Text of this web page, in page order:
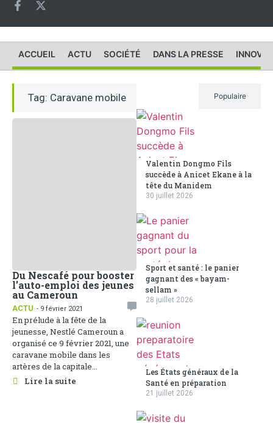
ACCUEIL ACTU SOCIÉTÉ DANS LA PRESSE
Tag: Caravane mobile
Du Nescafé pour booster
l’auto-emploi des jeunes
au Cameroun
ACTU - 9 février 2021
En prélude à la fête de la
jeunesse, Nestlé Cameroun a
organisé ce 9 février 2021, une
caravane mobile dans les
artères de la capitale...
Lire la suite
Populaire
Valentin Dongmo Fils
succède à Anicet Ekane à la
tête du Manidem
30 juillet 2026
Sport et santé : le panier
gagnant des « bayam-
sellam »
28 juillet 2026
Les États généraux de la
Santé en préparation
21 juillet 2026